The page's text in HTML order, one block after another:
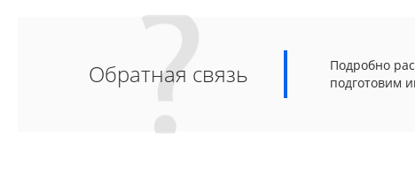
Обратная связь
Подробно
подготовим